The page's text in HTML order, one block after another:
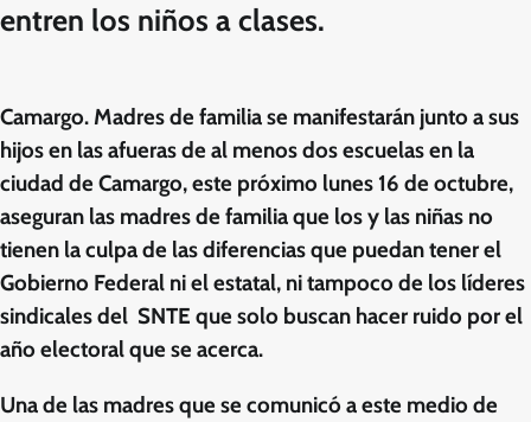
entren los niños a clases.
Camargo. Madres de familia se manifestarán junto a sus
hijos en las afueras de al menos dos escuelas en la
ciudad de Camargo, este próximo lunes 16 de octubre,
aseguran las madres de familia que los y las niñas no
tienen la culpa de las diferencias que puedan tener el
Gobierno Federal ni el estatal, ni tampoco de los líderes
sindicales del SNTE que solo buscan hacer ruido por el
año electoral que se acerca.
Una de las madres que se comunicó a este medio de